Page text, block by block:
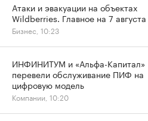
Атаки и эвакуации на объектах
Wildberries. Главное на 7 августа
Бизнес, 10:23
ИНФИНИТУМ и «Альфа-Капитал»
перевели обслуживание ПИФ на
цифровую модель
Компании, 10:20